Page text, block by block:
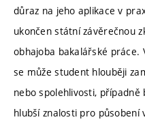
důraz na jeho aplikace v
ukončen státní závěrečnou
obhajoba bakalářské práce.
se může student hlouběji
nebo spolehlivosti, případně
hlubší znalosti pro